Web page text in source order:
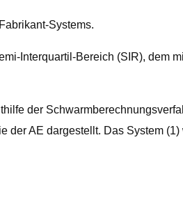
Systems.
Interquartil-Bereich (SIR), dem
der
AE dargestellt. Das System